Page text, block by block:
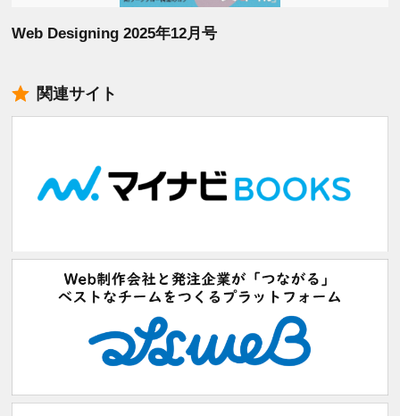
Web Designing 2025年12月号
関連サイト